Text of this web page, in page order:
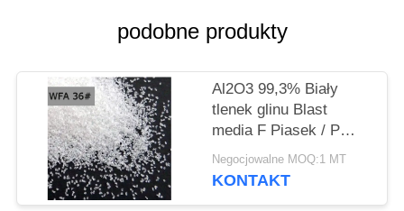
WYCENĘ
SITEMAP
POLITYKA
PRYWATNOŚCI
podobne produkty
Al2O3 99,3% Biały
tlenek glinu Blast
media F Piasek / P
Sand bonded / Coated
ścierne
Negocjowalne MOQ:1 MT
KONTAKT